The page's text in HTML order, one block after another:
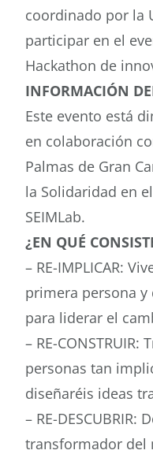
coordinado por la
participar en el
Hackathon de
INFORMACIÓN
Este evento está
en colaboración
Palmas de Gran
la Solidaridad en
SEIMLab.
¿EN QUÉ
– RE-IMPLICAR:
primera persona y
para liderar el
– RE-
personas tan
diseñaréis ideas
– RE-DESCUBRIR:
transformador del